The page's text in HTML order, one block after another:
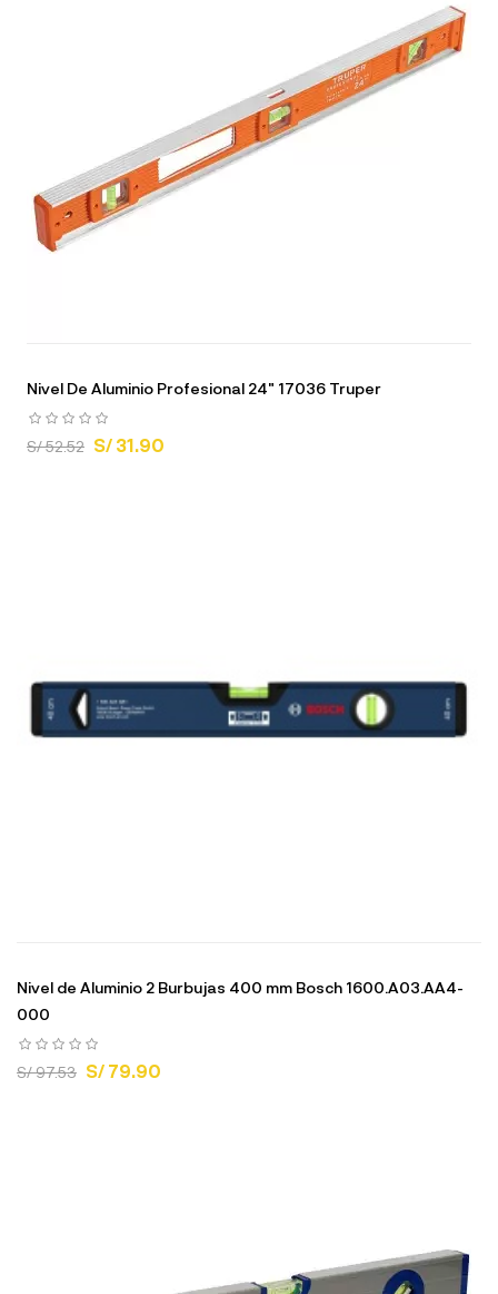
Nivel De Aluminio Profesional 24" 17036 Truper
S/ 52.52 S/ 31.90
Nivel de Aluminio 2 Burbujas 400 mm Bosch 1600.A03.AA4-
000
S/ 97.53 S/ 79.90